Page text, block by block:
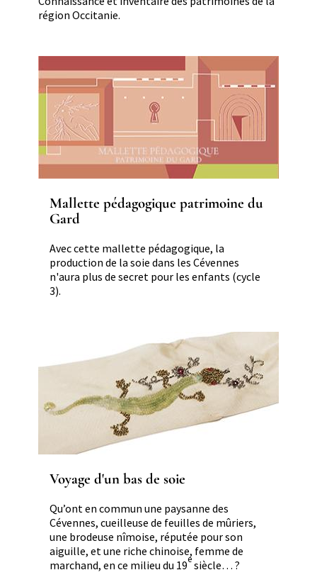
région Occitanie.
Mallette pédagogique patrimoine du
Gard
Avec cette mallette pédagogique, la
production de la soie dans les Cévennes
n'aura plus de secret pour les enfants (cycle
3).
Voyage d'un bas de soie
Qu’ont en commun une paysanne des
Cévennes, cueilleuse de feuilles de mûriers,
une brodeuse nîmoise, réputée pour son
aiguille, et une riche chinoise, femme de
marchand, en ce milieu du 19esiècle… ?